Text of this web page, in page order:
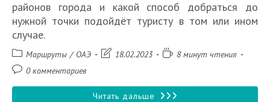
районов города и какой способ добраться до
нужной точки подойдёт туристу в том или ином
случае.
Рубрика
записи:
Маршруты / ОАЭ
Запись18.02.2023
Время8 минут чтения
Комментарии
0 комментариев
Читать дальше Как